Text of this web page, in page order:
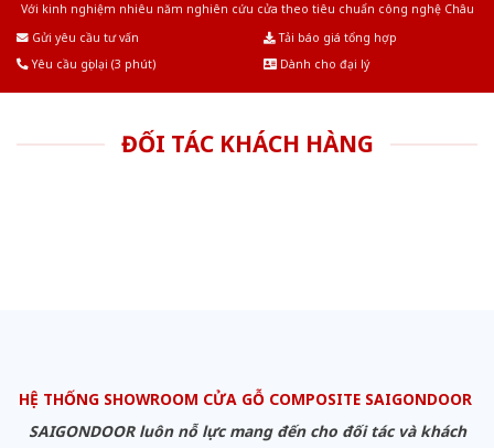
Với kinh nghiệm nhiêu năm nghiên cứu cửa theo tiêu chuẩn công nghệ Châu
Gửi yêu cầu tư vấn
Tải báo giá tổng hợp
Yêu cầu gọi lại (3 phút)
Dành cho đại lý
ĐỐI TÁC KHÁCH HÀNG
HỆ THỐNG SHOWROOM CỬA GỖ COMPOSITE SAIGONDOOR
SAIGONDOOR luôn nỗ lực mang đến cho đối tác và khách